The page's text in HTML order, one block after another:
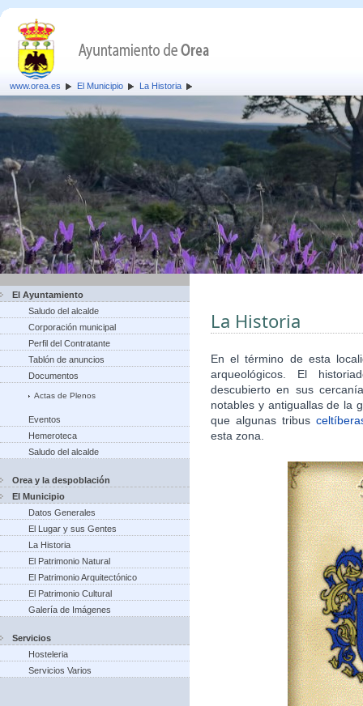
www.orea.es El Municipio La Historia
El Ayuntamiento
Saludo del alcalde
Corporación municipal
Perfil del Contratante
Tablón de anuncios
Documentos
Actas de Plenos
Eventos
Hemeroteca
Saludo del alcalde
Orea y la despoblación
El Municipio
Datos Generales
El Lugar y sus Gentes
La Historia
El Patrimonio Natural
El Patrimonio Arquitectónico
El Patrimonio Cultural
Galería de Imágenes
Servicios
Hosteleria
Servicios Varios
La Historia
En el término de esta
arqueológicos. El
descubierto en sus
notables y antiguallas de la
que algunas tribus
esta zona.​